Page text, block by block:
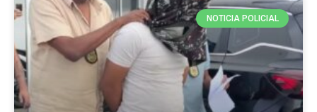
NOTICIA POLICIAL